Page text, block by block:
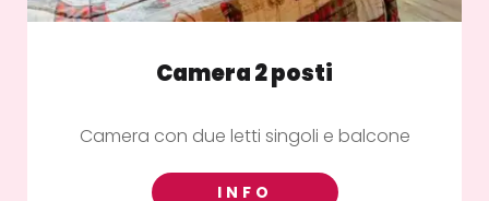
Camera 2 posti
Camera con due letti singoli e balcone
INFO